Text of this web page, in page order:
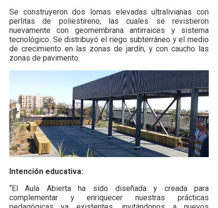
Se construyeron dos lomas elevadas ultralivianas con
perlitas de poliestireno, las cuales se revistieron
nuevamente con geomembrana antirraices y sistema
tecnológico. Se distribuyó el riego subterráneo y el medio
de crecimiento en las zonas de jardín, y con caucho las
zonas de pavimento.
Intención educativa:
“El Aula Abierta ha sido diseñada y creada para
complementar y enriquecer nuestras prácticas